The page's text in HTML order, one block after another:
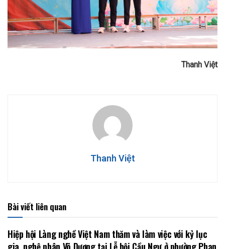
Thanh Việt
Thanh Việt
Bài viết liên quan
Hiệp hội Làng nghề Việt Nam thăm và làm việc với kỷ lục
gia, nghệ nhân Võ Dương tại Lễ hội Cầu Ngư ở phường Phan